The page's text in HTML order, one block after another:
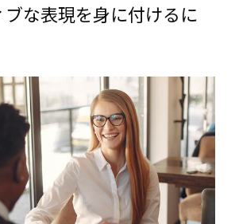
ブな表現を身に付けるに